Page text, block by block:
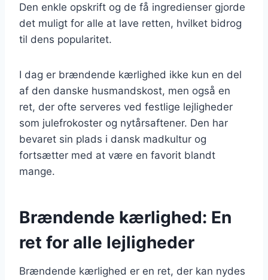
Den enkle opskrift og de få ingredienser gjorde
det muligt for alle at lave retten, hvilket bidrog
til dens popularitet.
I dag er brændende kærlighed ikke kun en del
af den danske husmandskost, men også en
ret, der ofte serveres ved festlige lejligheder
som julefrokoster og nytårsaftener. Den har
bevaret sin plads i dansk madkultur og
fortsætter med at være en favorit blandt
mange.
Brændende kærlighed: En
ret for alle lejligheder
Brændende kærlighed er en ret, der kan nydes